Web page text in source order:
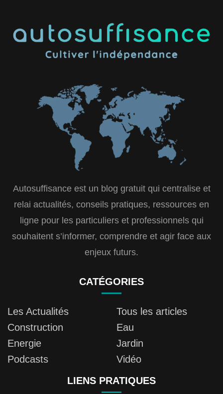
Autosuffisance est un blog gratuit qui centralise et
relai actualités, conseils pratiques, ressources en
ligne pour les particuliers et professionnels qui
souhaitent s’informer, comprendre et agir face aux
enjeux futurs.
CATÉGORIES
Les Actualités
Tous les articles
Construction
Eau
Energie
Jardin
Podcasts
Vidéo
LIENS PRATIQUES